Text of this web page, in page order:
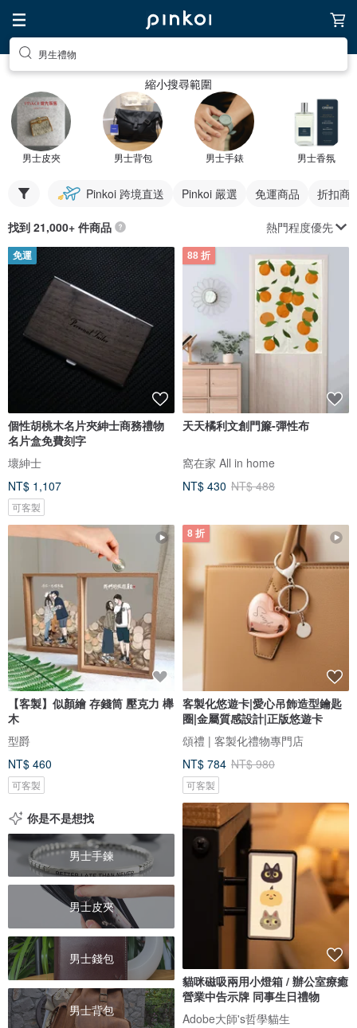
男生禮物
縮小搜尋範圍
男士皮夾 男士背包 男士手錶 男士香氛
Pinkoi 跨境直送 Pinkoi 嚴選 免運商品 折扣商
找到 21,000+ 件商品 熱門程度優先
免運
個性胡桃木名片夾紳士商務禮物
名片盒免費刻字
壞紳士
NT$ 1,107
可客製
88 折
天天橘利文創門簾-彈性布
窩在家 All in home
NT$ 430 NT$ 488
【客製】似顏繪 存錢筒 壓克力 櫸
木
型爵
NT$ 460
可客製
8 折
客製化悠遊卡|愛心吊飾造型鑰匙
圈|金屬質感設計|正版悠遊卡
頌禮 | 客製化禮物專門店
NT$ 784 NT$ 980
可客製
你是不是想找
男士手鍊
男士皮夾
男士錢包
男士背包
貓咪磁吸兩用小燈箱 / 辦公室療癒
營業中告示牌 同事生日禮物
Adobe大師's哲學貓生